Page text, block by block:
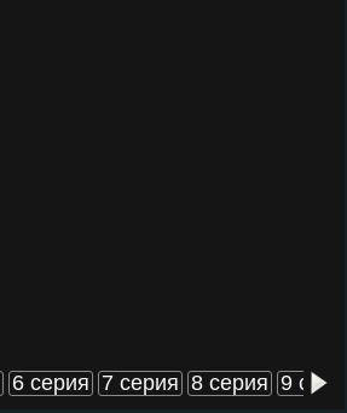
6 серия 7 серия 8 серия 9 серия